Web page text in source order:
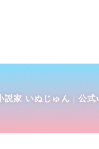
説家 いぬじゅん | 公式